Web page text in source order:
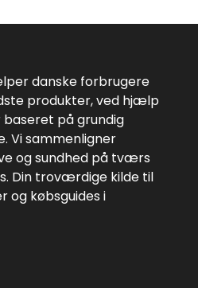
danske forbrugere
produkter, ved hjælp
på grundig
Vi sammenligner
og sundhed på tværs
Din troværdige kilde til
og købsguides i